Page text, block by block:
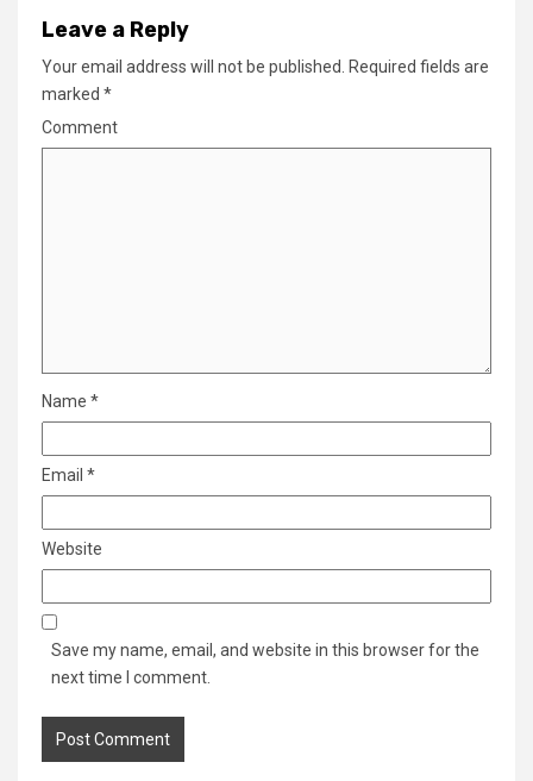
Leave a Reply
Your email address will not be published.
Required fields are
marked *
Comment
Name *
Email *
Website
Save my name, email, and website in this browser for the
next time I comment.